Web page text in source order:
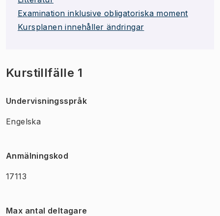
Examination inklusive obligatoriska moment
Kursplanen innehåller ändringar
Kurstillfälle 1
Undervisningsspråk
Engelska
Anmälningskod
17113
Max antal deltagare